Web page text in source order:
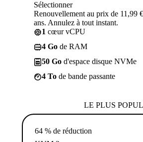
Sélectionner
Renouvellement au prix de 11,99
ans. Annulez à tout instant.
1 cœur vCPU
4 Go de RAM
50 Go d'espace disque NVMe
4 To de bande passante
LE PLUS
64 % de réduction